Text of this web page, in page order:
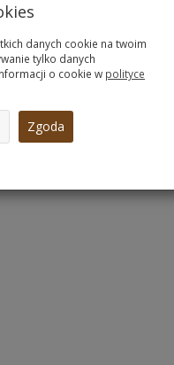
danych cookie na twoim
tylko danych
o cookie w polityce
Zgoda